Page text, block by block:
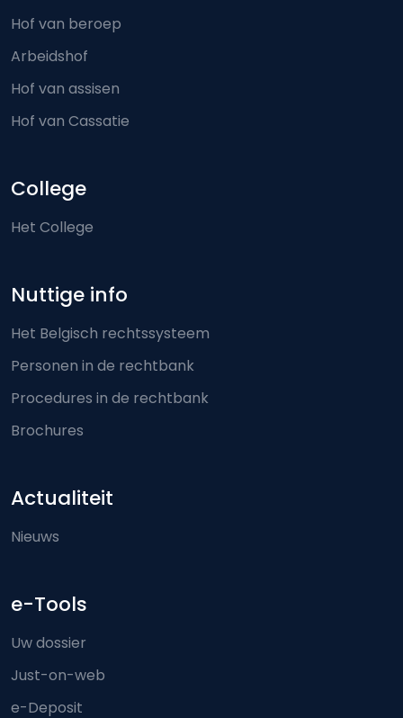
Hof van beroep
Arbeidshof
Hof van assisen
Hof van Cassatie
College
Het College
Nuttige info
Het Belgisch rechtssysteem
Personen in de rechtbank
Procedures in de rechtbank
Brochures
Actualiteit
Nieuws
e-Tools
Uw dossier
Just-on-web
e-Deposit